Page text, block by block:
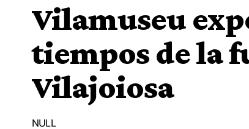
Vilamuseu
tiempos de la
Vilajoiosa
NULL